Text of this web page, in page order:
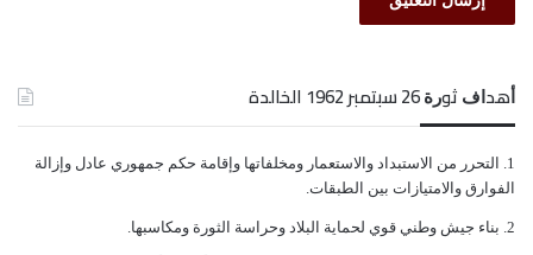
ﺃﻫﺪﺍﻑ ﺛﻮﺭﺓ 26 ﺳﺒﺘﻤﺒﺮ 1962 الخالدة
ﺍﻟﺘﺤﺮﺭ ﻣﻦ ﺍﻻﺳﺘﺒﺪﺍﺩ ﻭﺍﻻﺳﺘﻌﻤﺎﺭ ﻭﻣﺨﻠﻔﺎﺗﻬﺎ ﻭﺇﻗﺎﻣﺔ ﺣﻜﻢ ﺟﻤﻬﻮﺭﻱ ﻋﺎﺩﻝ ﻭﺇﺯﺍﻟﺔ
ﺍﻟﻔﻮﺍﺭﻕ ﻭﺍﻻﻣﺘﻴﺎﺯﺍﺕ ﺑﻴﻦ ﺍﻟﻄﺒﻘﺎﺕ.
ﺑﻨﺎﺀ ﺟﻴﺶ ﻭﻃﻨﻲ ﻗﻮﻱ ﻟﺤﻤﺎﻳﺔ ﺍﻟﺒﻼﺩ ﻭﺣﺮﺍﺳﺔ ﺍﻟﺜﻮﺭﺓ ﻭﻣﻜﺎﺳﺒﻬﺎ.